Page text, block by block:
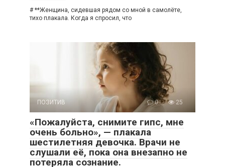
# **Женщина, сидевшая рядом со мной в самолёте,
тихо плакала. Когда я спросил, что
ПОЗИТИВ 0 25
«Пожалуйста, снимите гипс, мне
очень больно», — плакала
шестилетняя девочка. Врачи не
слушали её, пока она внезапно не
потеряла сознание.